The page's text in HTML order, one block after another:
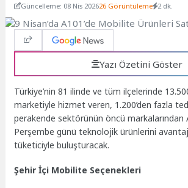
Güncelleme: 08 Nis 202626 Görüntüleme 2 dk.
Yazı Özetini Göster
Türkiye’nin 81 ilinde ve tüm ilçelerinde
marketiyle hizmet veren, 1.200’den fazla
perakende sektörünün öncü markalarından
Perşembe günü teknolojik ürünlerini
tüketiciyle buluşturacak.
Şehir İçi Mobilite Seçenekleri